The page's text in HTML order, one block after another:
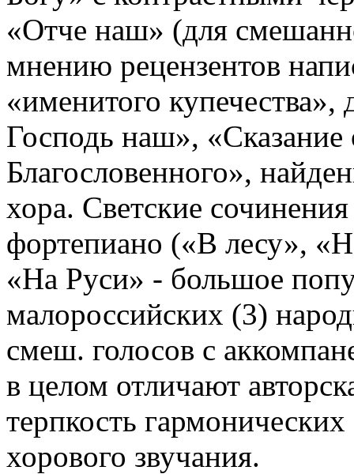
«Отче наш» (для
мнению рецензентов
«именитого
Господь наш», «Сказание
Благословенного»,
хора. Светские
фортепиано («В лесу»,
«На Руси» - большое
малороссийских (3)
смеш. голосов с
в целом отличают
терпкость
хорового звучания.